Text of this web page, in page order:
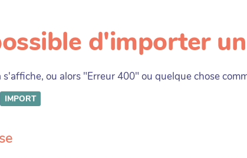
d'importer
s'affiche, ou alors "Erreur 400" ou quelque chose
IMPORT